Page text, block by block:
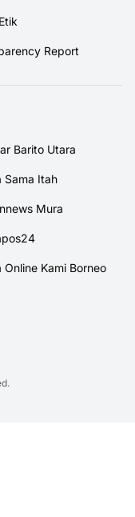
Report
Barito Utara
Sama Itah
Mura
Online Kami Borneo